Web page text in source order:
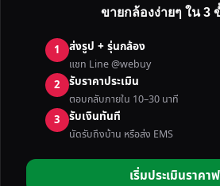
ทุ
ก
ยี่
ห้
อ
ใ
ขายกล้องง่ายๆ ใน 3
1 ส่งรูป + รุ่นกล้อง
แชท Line @webuy
2 รับราคาประเมิน
ตอบกลับภายใน 10–30 นาที
3 รับเงินทันที
นัดรับถึงบ้าน หรือส่ง EMS
เริ่มประเมินราคา